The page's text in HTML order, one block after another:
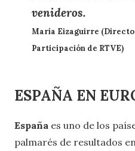
venideros.
María Eizaguirre
Participación de RTVE)
ESPAÑA EN
España es uno de los
palmarés de resultados